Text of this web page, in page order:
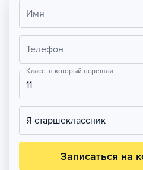
Имя
Телефон
Класс, в который перешли
11
Я старшеклассник
Записаться на